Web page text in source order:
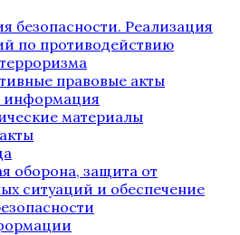
безопасности. Реализация
по противодействию
правовые акты
материалы
оборона, защита от
ситуаций и обеспечение